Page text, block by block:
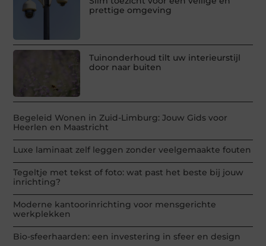
prettige omgeving
Tuinonderhoud tilt uw interieurstijl
door naar buiten
Begeleid Wonen in Zuid-Limburg: Jouw Gids voor
Heerlen en Maastricht
Luxe laminaat zelf leggen zonder veelgemaakte fouten
Tegeltje met tekst of foto: wat past het beste bij jouw
inrichting?
Moderne kantoorinrichting voor mensgerichte
werkplekken
Bio-sfeerhaarden: een investering in sfeer en design